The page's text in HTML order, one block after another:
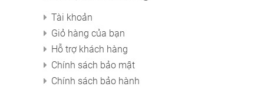
Tài khoản
Giỏ hàng của bạn
Hỗ trợ khách hàng
Chính sách bảo mật
Chính sách bảo hành